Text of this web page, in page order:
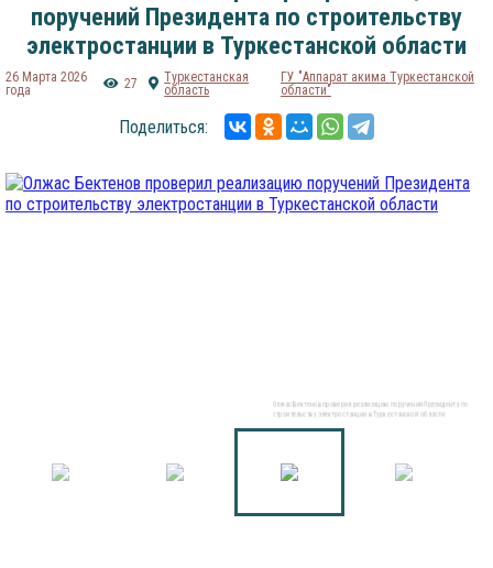
поручений Президента по строительству
электростанции в Туркестанской области
26 Марта 2026
года
27
Туркестанская
область
ГУ "Аппарат акима Туркестанской
области"
Поделиться:
Олжас Бектенов проверил реализацию поручений Президента по
строительству электростанции в Туркестанской области